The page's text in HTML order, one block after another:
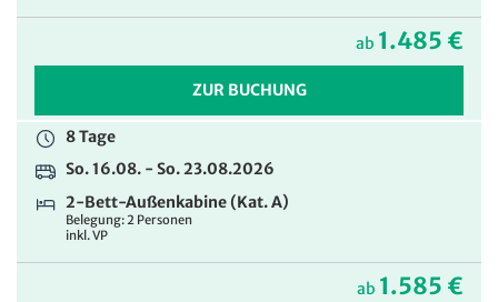
ZUR BUCHUNG
So. 16.08. - So. 23.08.2026
2-Bett-Außenkabine (Kat. D) zur Alleinbenutzung
Belegung: 1 Person
ZUR BUCHUNG
ab 1.485 €
ZUR BUCHUNG
8 Tage
So. 16.08. - So. 23.08.2026
2-Bett-Außenkabine (Kat. A)
Belegung: 2 Personen
inkl. VP
ab 1.585 €